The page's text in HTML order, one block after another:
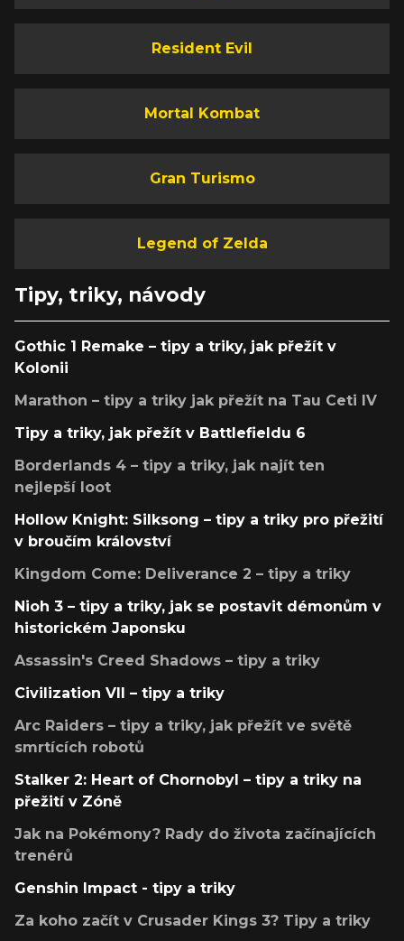
Resident Evil
Mortal Kombat
Gran Turismo
Legend of Zelda
Tipy, triky, návody
Gothic 1 Remake – tipy a triky, jak přežít v
Kolonii
Marathon – tipy a triky jak přežít na Tau Ceti IV
Tipy a triky, jak přežít v Battlefieldu 6
Borderlands 4 – tipy a triky, jak najít ten
nejlepší loot
Hollow Knight: Silksong – tipy a triky pro přežití
v broučím království
Kingdom Come: Deliverance 2 – tipy a triky
Nioh 3 – tipy a triky, jak se postavit démonům v
historickém Japonsku
Assassin's Creed Shadows – tipy a triky
Civilization VII – tipy a triky
Arc Raiders – tipy a triky, jak přežít ve světě
smrtících robotů
Stalker 2: Heart of Chornobyl – tipy a triky na
přežití v Zóně
Jak na Pokémony? Rady do života začínajících
trenérů
Genshin Impact - tipy a triky
Za koho začít v Crusader Kings 3? Tipy a triky